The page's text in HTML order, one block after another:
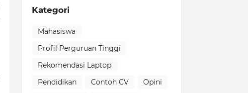
Kategori
Mahasiswa
Profil Perguruan Tinggi
Rekomendasi Laptop
Pendidikan
Contoh CV
Opini